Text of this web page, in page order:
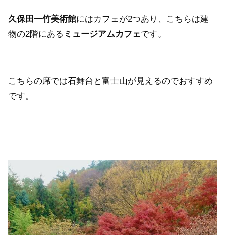
久保田一竹美術館にはカフェが2つあり、こちらは建
物の2階にある ミュージアムカフェです。
こちらの席では石舞台と富士山が見えるのでおすすめ
です。